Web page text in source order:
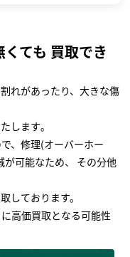
ても 買取でき
れがあったり、大きな傷
します｡
、修理(オーバーホー
可能なため、 その分他
しております。
高価買取となる可能性